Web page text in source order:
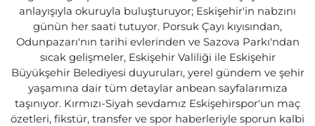
anlayışıyla okuruyla buluşturuyor; Eskişehir'in nabzını
günün her saati tutuyor. Porsuk Çayı kıyısından,
Odunpazarı'nın tarihi evlerinden ve Sazova Parkı'ndan
sıcak gelişmeler, Eskişehir Valiliği ile Eskişehir
Büyükşehir Belediyesi duyuruları, yerel gündem ve şehir
yaşamına dair tüm detaylar anbean sayfalarımıza
taşınıyor. Kırmızı-Siyah sevdamız Eskişehirspor'un maç
özetleri, fikstür, transfer ve spor haberleriyle sporun kalbi